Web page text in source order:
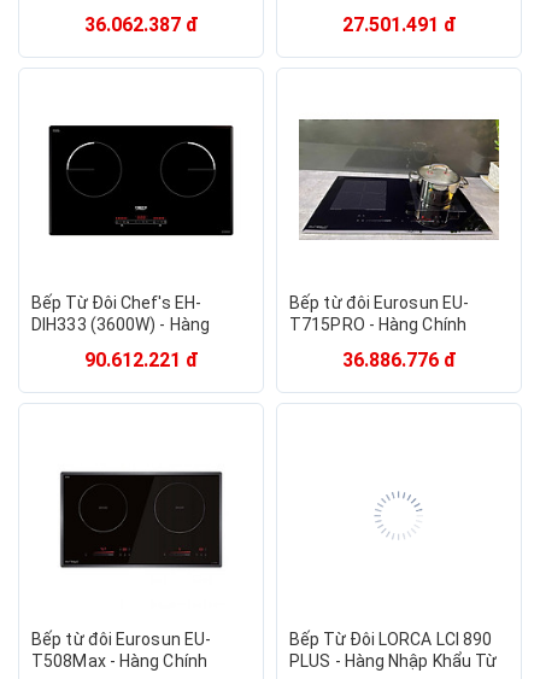
36.062.387 đ 27.501.491 đ
Bếp Từ Đôi Chef's EH-
DIH333 (3600W) - Hàng
90.612.221 đ
Bếp từ đôi Eurosun EU-
T715PRO - Hàng Chính
36.886.776 đ
Bếp từ đôi Eurosun EU-
T508Max - Hàng Chính
Bếp Từ Đôi LORCA LCI 890
PLUS - Hàng Nhập Khẩu Từ